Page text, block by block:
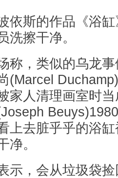
斯的作品《浴缸
洗擦干净。
，类似的乌龙事
(Marcel
家人清理画室时
上去脏乎乎的浴
净。
，会从垃圾袋捡